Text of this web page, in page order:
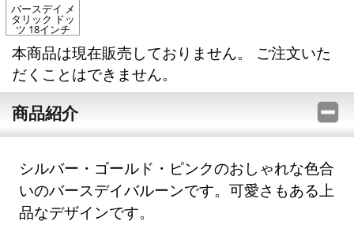
バースデイ メ
タリック ドッ
ツ 18インチ
本商品は現在販売しておりません。 ご注文いた
だくことはできません。
商品紹介
シルバー・ゴールド・ピンクのおしゃれな色合
いのバースデイバルーンです。可愛さもある上
品なデザインです。